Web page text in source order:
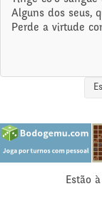
Alguns dos seus,
Perde a virtude
Estão